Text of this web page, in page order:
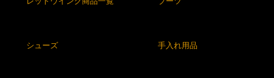
シューズ 手入れ用品